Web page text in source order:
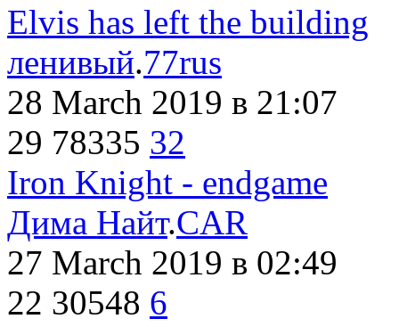
Elvis has left the building
ленивый.77rus
28 March 2019 в 21:07
29 78335 32
Iron Knight - endgame
Дима Найт.CAR
27 March 2019 в 02:49
22 30548 6